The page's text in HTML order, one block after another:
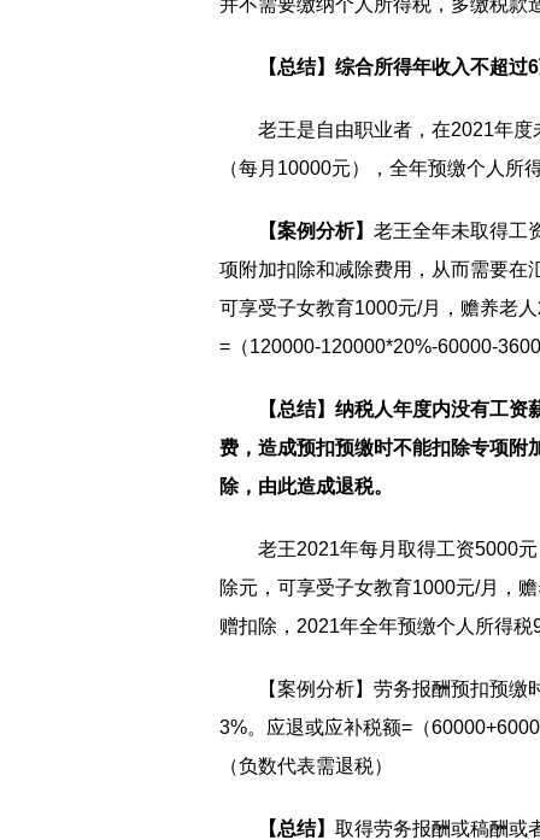
并不需要缴纳个人所得税，多缴税款
【总结】综合所得年收入不超
老王是自由职业者，在2021年
（每月10000元），全年预缴个人所
【案例分析】 老王全年未取得工
项附加扣除和减除费用，从而需要在
可享受子女教育1000元/月，赡养老
=（120000-120000*20%-60000-
【总结】纳税人年度内没有工
费，造成预扣预缴时不能扣除专项附
除，由此造成退税。
老王2021年每月取得工资5000
除元，可享受子女教育1000元/月，
赠扣除，2021年全年预缴个人所得税
【案例分析】劳务报酬预扣预
3%。应退或应补税额=（
（负数代表需退税）
【总结】 取得劳务报酬或稿酬或